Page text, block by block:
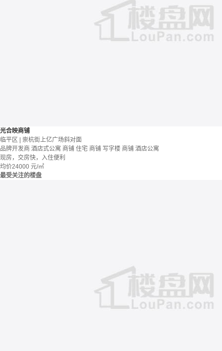
光合映商铺
临平区 | 崇杭街上亿广场斜对面
品牌开发商 酒店式公寓 商铺 住宅 商铺 写字楼 商铺 酒店公寓
现房，交房快，入住便利
均价24000 元/㎡
最受关注的楼盘